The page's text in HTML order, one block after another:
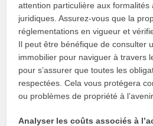
attention particulière aux formalités
juridiques. Assurez-vous que la
réglementations en vigueur et
Il peut être bénéfique de consulter
immobilier pour naviguer à travers
pour s’assurer que toutes les
respectées. Cela vous protégera
ou problèmes de propriété à l’avenir.
Analyser les coûts associés à